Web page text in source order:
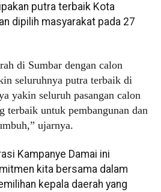
putra terbaik Kota
dipilih masyarakat pada 27
di Sumbar dengan calon
seluruhnya putra terbaik di
yakin seluruh pasangan calon
terbaik untuk pembangunan dan
ujarnya.
Kampanye Damai ini
kita bersama dalam
kepala daerah yang